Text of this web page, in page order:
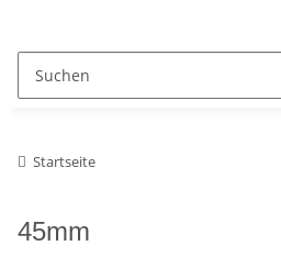
Startseite
45mm